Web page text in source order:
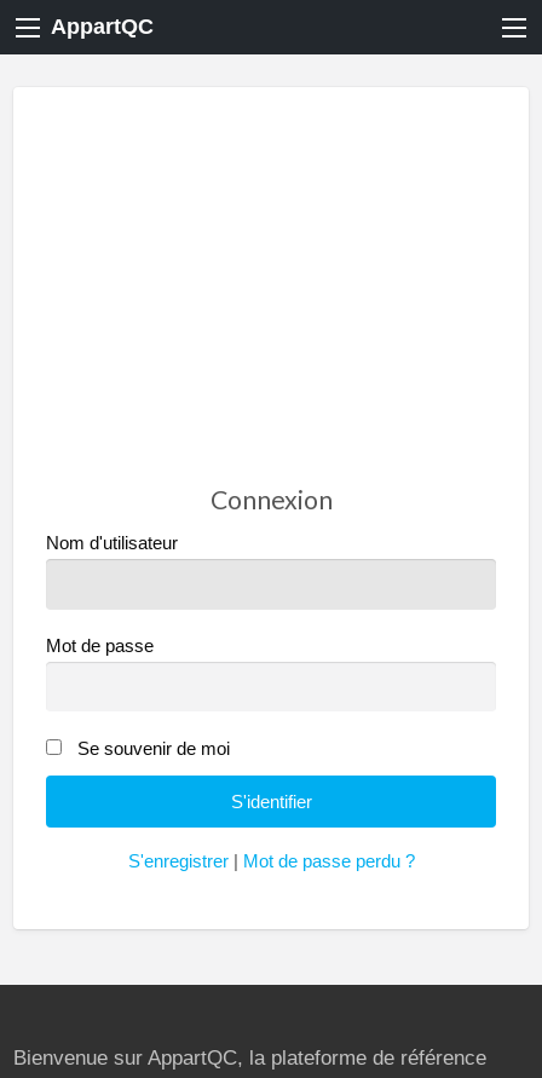
AppartQC
Connexion
Nom d'utilisateur
Mot de passe
Se souvenir de moi
S'enregistrer| Mot de passe perdu ?
Bienvenue sur AppartQC, la plateforme de référence